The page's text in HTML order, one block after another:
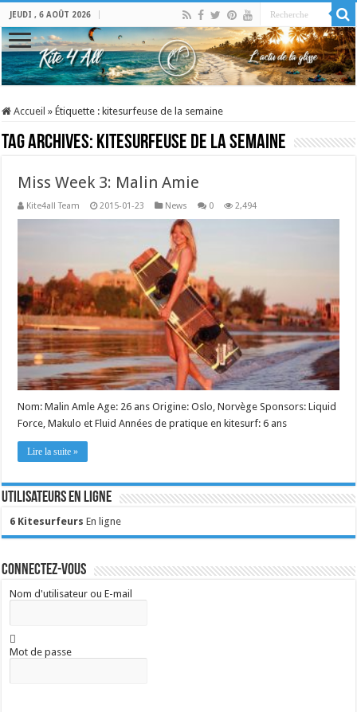
JEUDI , 6 AOÛT 2026
Accueil » Étiquette : kitesurfeuse de la semaine
Tag Archives: kitesurfeuse de la semaine
Miss Week 3: Malin Amie
Kite4all Team 2015-01-23 News 0 2,494
Nom: Malin Amle Age: 26 ans Origine: Oslo, Norvège Sponsors: Liquid
Force, Makulo et Fluid Années de pratique en kitesurf: 6 ans
Lire la suite »
Utilisateurs en ligne
6 Kitesurfeurs En ligne
Connectez-vous
Nom d'utilisateur ou E-mail
Mot de passe